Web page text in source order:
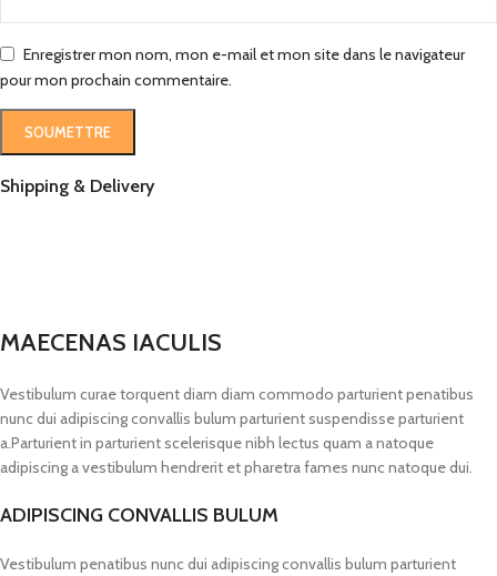
Enregistrer mon nom, mon e-mail et mon site dans le navigateur
pour mon prochain commentaire.
Shipping & Delivery
MAECENAS IACULIS
Vestibulum curae torquent diam diam commodo parturient penatibus
nunc dui adipiscing convallis bulum parturient suspendisse parturient
a.Parturient in parturient scelerisque nibh lectus quam a natoque
adipiscing a vestibulum hendrerit et pharetra fames nunc natoque dui.
ADIPISCING CONVALLIS BULUM
Vestibulum penatibus nunc dui adipiscing convallis bulum parturient